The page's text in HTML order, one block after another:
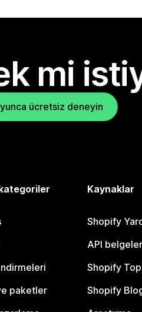
mi
ücretsiz deneyin
paketler
Kaynaklar
Shopify
API
Shopify
Shopify